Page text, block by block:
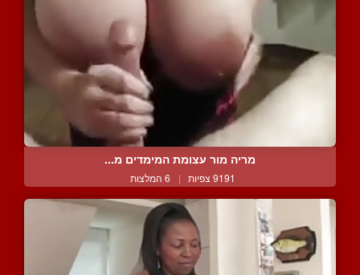
מריה מור עצומת המימדים מ...
9191 צפיות | 6 המלצות